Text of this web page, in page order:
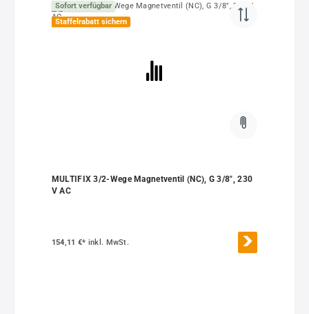
Sofort verfügbar
Staffelrabatt sichern
MULTIFIX 3/2-Wege Magnetventil (NC), G 3/8", 230
V AC
154,11 €* inkl. MwSt.